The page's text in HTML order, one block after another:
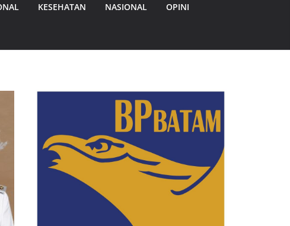
KESEHATAN NASIONAL OPINI